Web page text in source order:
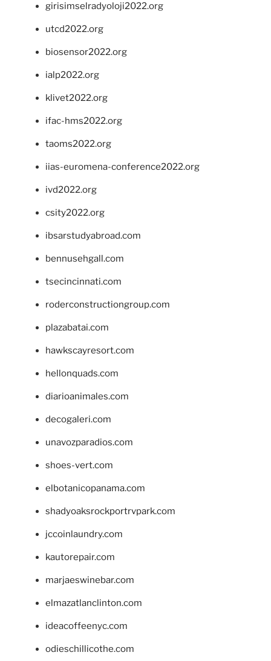
girisimselradyoloji2022.org
utcd2022.org
biosensor2022.org
ialp2022.org
klivet2022.org
ifac-hms2022.org
taoms2022.org
iias-euromena-conference2022.org
ivd2022.org
csity2022.org
ibsarstudyabroad.com
bennusehgall.com
tsecincinnati.com
roderconstructiongroup.com
plazabatai.com
hawkscayresort.com
hellonquads.com
diarioanimales.com
decogaleri.com
unavozparadios.com
shoes-vert.com
elbotanicopanama.com
shadyoaksrockportrvpark.com
jccoinlaundry.com
kautorepair.com
marjaeswinebar.com
elmazatlanclinton.com
ideacoffeenyc.com
odieschillicothe.com